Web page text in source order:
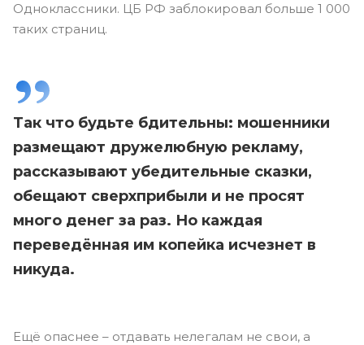
Одноклассники. ЦБ РФ заблокировал больше 1 000
таких страниц.
Так что будьте бдительны: мошенники
размещают дружелюбную рекламу,
рассказывают убедительные сказки,
обещают сверхприбыли и не просят
много денег за раз. Но каждая
переведённая им копейка исчезнет в
никуда.
Ещё опаснее – отдавать нелегалам не свои, а